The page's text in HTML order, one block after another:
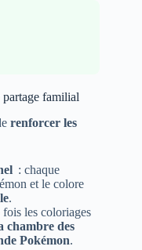
familial
renforcer les
: chaque
et le colore
.
fois les coloriages
chambre des
Pokémon.